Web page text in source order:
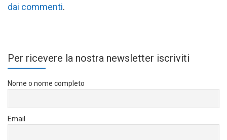
dai commenti.
Per ricevere la nostra newsletter iscriviti
Nome o nome completo
Email